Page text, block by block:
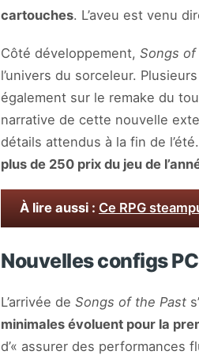
cartouches. L’aveu est venu
Côté développement, Songs
l’univers du sorceleur.
également sur le remake du
narrative de cette nouvelle
détails attendus à la fin de
plus de 250 prix du jeu de
À lire aussi : Ce RPG
Nouvelles configs
L’arrivée de Songs of the Past
minimales évoluent pour la
d’« assurer des performances